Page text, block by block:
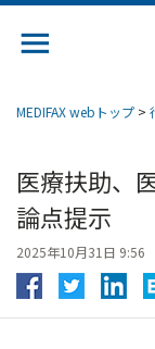
MEDIFAX webトップ >
医療扶助、
論点提示
2025年10月31日 9:56